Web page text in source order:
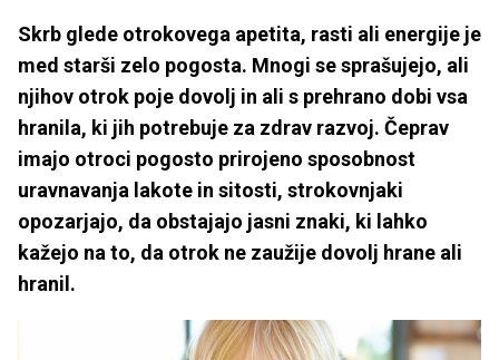
Skrb glede otrokovega apetita, rasti ali energije je
med starši zelo pogosta. Mnogi se sprašujejo, ali
njihov otrok poje dovolj in ali s prehrano dobi vsa
hranila, ki jih potrebuje za zdrav razvoj. Čeprav
imajo otroci pogosto prirojeno sposobnost
uravnavanja lakote in sitosti, strokovnjaki
opozarjajo, da obstajajo jasni znaki, ki lahko
kažejo na to, da otrok ne zaužije dovolj hrane ali
hranil.